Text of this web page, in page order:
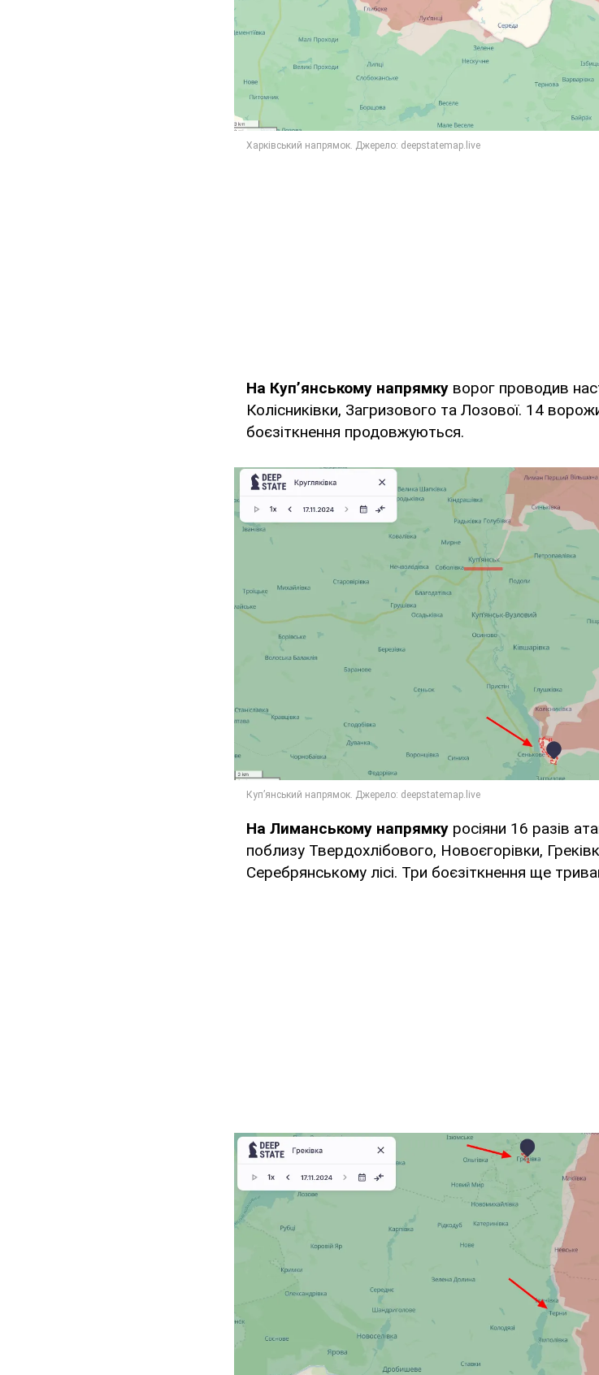
На Куп’янському напрямку ворог проводив
Колісниківки, Загризового та Лозової. 14
боєзіткнення продовжуються.
На Лиманському напрямку росіяни 16 разів
поблизу Твердохлібового, Новоєгорівки,
Серебрянському лісі. Три боєзіткнення ще